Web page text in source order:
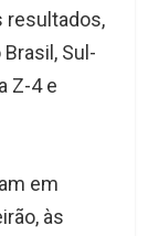
resultados,
Sul-
Z-4 e
em
às